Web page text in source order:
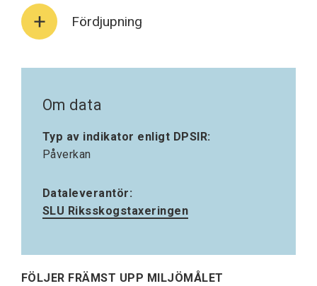
Fördjupning
Om data
Typ av indikator enligt DPSIR:
Påverkan
Dataleverantör:
SLU Riksskogstaxeringen
FÖLJER FRÄMST UPP MILJÖMÅLET